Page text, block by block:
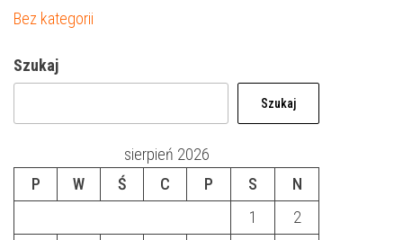
Bez kategorii
Szukaj
Szukaj
sierpień 2026
P
W Ś C P S
N
1
2